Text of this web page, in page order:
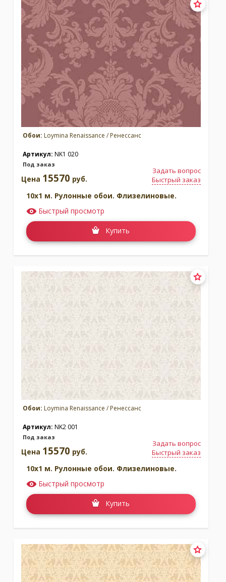
Обои: Loymina Renaissance / Ренессанс
Артикул: NK1 020
Под заказ
Задать вопрос
Быстрый заказ
Цена 15570 руб.
10x1 м. Рулонные обои. Флизелиновые.
Быстрый просмотр
Купить
Обои: Loymina Renaissance / Ренессанс
Артикул: NK2 001
Под заказ
Задать вопрос
Быстрый заказ
Цена 15570 руб.
10x1 м. Рулонные обои. Флизелиновые.
Быстрый просмотр
Купить